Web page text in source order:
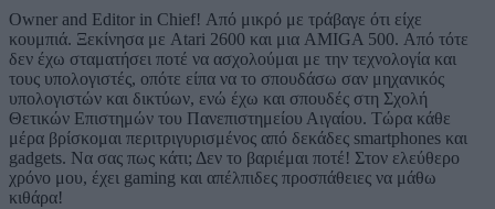
Owner and Editor in Chief! Από μικρό με τράβαγε ότι είχε
κουμπιά. Ξεκίνησα με Atari 2600 και μια AMIGA 500. Από τότε
δεν έχω σταματήσει ποτέ να ασχολούμαι με την τεχνολογία και
τους υπολογιστές, οπότε είπα να το σπουδάσω σαν μηχανικός
υπολογιστών και δικτύων, ενώ έχω και σπουδές στη Σχολή
Θετικών Επιστημών του Πανεπιστημείου Αιγαίου. Τώρα κάθε
μέρα βρίσκομαι περιτριγυρισμένος από δεκάδες smartphones και
gadgets. Να σας πως κάτι; Δεν το βαριέμαι ποτέ! Στον ελεύθερο
χρόνο μου, έχει gaming και απέλπιδες προσπάθειες να μάθω
κιθάρα!